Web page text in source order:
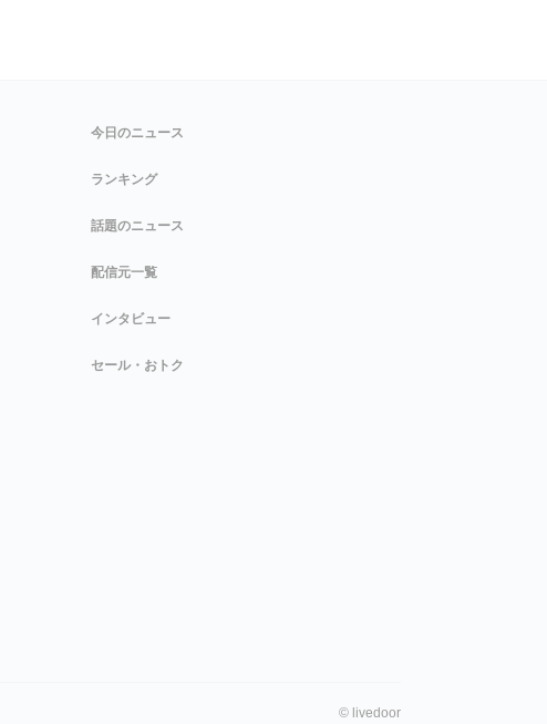
今日のニュース
ランキング
話題のニュース
配信元一覧
インタビュー
セール・おトク
© livedoor